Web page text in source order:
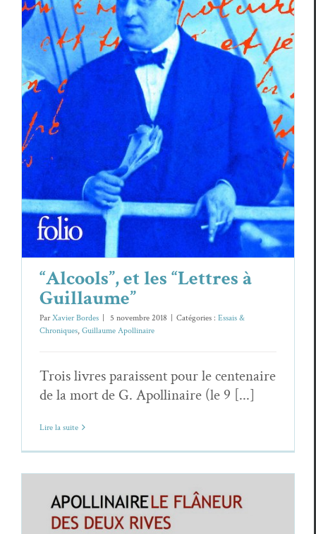
“Alcools”, et les “Lettres à Guillaume”
Essais & Chroniques Guillaume Apollinaire
“Alcools”, et les “Lettres à
Guillaume”
ParXavier Bordes | 5 novembre 2018 | Catégories : Essais &
Chroniques, Guillaume Apollinaire
Trois livres paraissent pour le centenaire
de la mort de G. Apollinaire (le 9 [...]
Lire la suite